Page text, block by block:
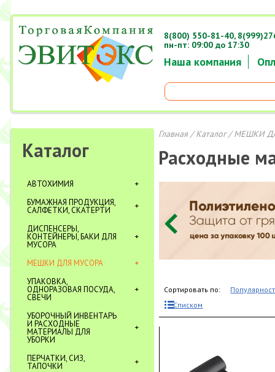
Наша компания
8(800) 550-81-40,
пн-пт: 09:00 до 17:30
Каталог
АВТОХИМИЯ
БУМАЖНАЯ ПРОДУКЦИЯ,
САЛФЕТКИ, СКАТЕРТИ
ДИСПЕНСЕРЫ,
КОНТЕЙНЕРЫ, БАКИ ДЛЯ
МУСОРА
МЕШКИ ДЛЯ МУСОРА
УПАКОВКА,
ОДНОРАЗОВАЯ ПОСУДА,
СВЕЧИ
УБОРОЧНЫЙ ИНВЕНТАРЬ
И РАСХОДНЫЕ
МАТЕРИАЛЫ ДЛЯ
УБОРКИ
ПЕРЧАТКИ, СИЗ,
ТАПОЧКИ
Главная/Каталог/МЕШКИ
Расходные
Сортировать по:
Списком